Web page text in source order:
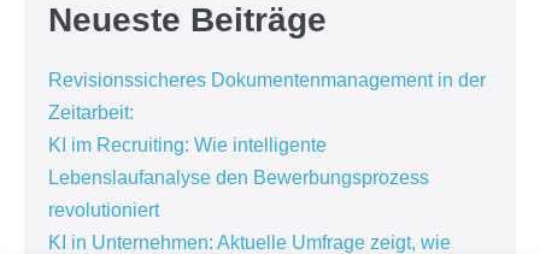
Neueste Beiträge
Revisionssicheres Dokumentenmanagement in der
Zeitarbeit:
KI im Recruiting: Wie intelligente
Lebenslaufanalyse den Bewerbungsprozess
revolutioniert
KI in Unternehmen: Aktuelle Umfrage zeigt, wie